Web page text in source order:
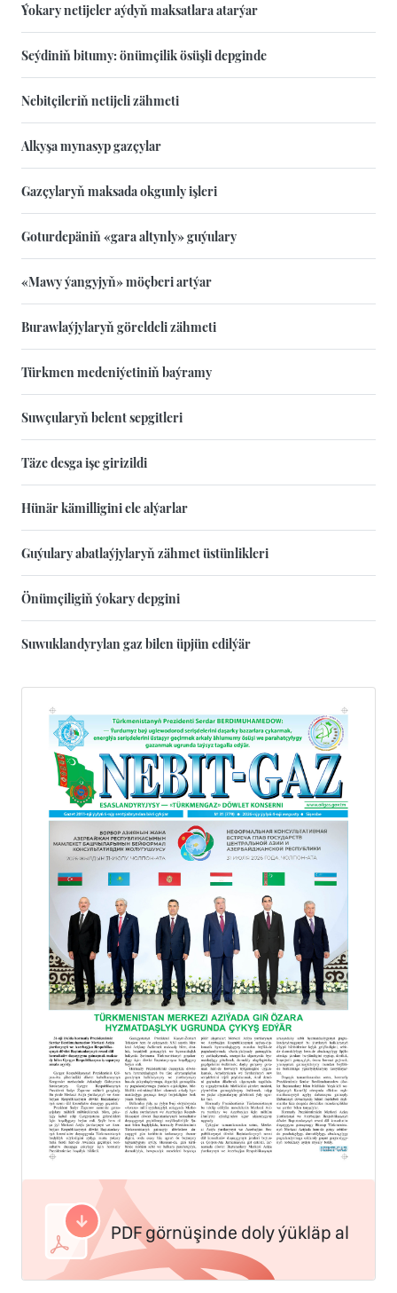
Ýokary netijeler aýdyň maksatlara atarýar
Seýdiniň bitumy: önümçilik ösüşli depginde
Nebitçileriň netijeli zähmeti
Alkyşa mynasyp gazçylar
Gazçylaryň maksada okgunly işleri
Goturdepäniň «gara altynly» guýulary
«Mawy ýangyjyň» möçberi artýar
Burawlaýjylaryň göreldeli zähmeti
Türkmen medeniýetiniň baýramy
Suwçularyň belent sepgitleri
Täze desga işe girizildi
Hünär kämilligini ele alýarlar
Guýulary abatlaýjylaryň zähmet üstünlikleri
Önümçiligiň ýokary depgini
Suwuklandyrylan gaz bilen üpjün edilýär
PDF görnüşinde doly ýükläp al